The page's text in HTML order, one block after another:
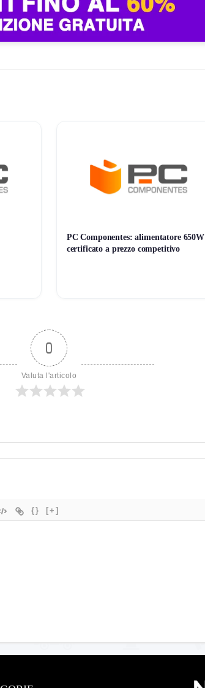
PC Componentes: alimentatore 650W
certificato a prezzo competitivo
0
Valuta l'articolo
{} [+]